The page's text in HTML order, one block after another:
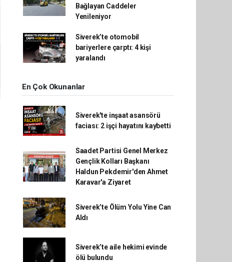
Bağlayan Caddeler
Yenileniyor
Siverek’te otomobil
bariyerlere çarptı: 4 kişi
yaralandı
En Çok Okunanlar
Siverek'te inşaat asansörü
faciası: 2 işçi hayatını kaybetti
Saadet Partisi Genel Merkez
Gençlik Kolları Başkanı
Haldun Pekdemir'den Ahmet
Karavar'a Ziyaret
Siverek’te Ölüm Yolu Yine Can
Aldı
Siverek’te aile hekimi evinde
ölü bulundu